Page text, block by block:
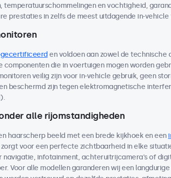
temperatuurschommelingen en vochtigheid,
prestaties in zelfs de meest uitdagende in-vehicle
en voldoen aan zowel de technische
die in voertuigen mogen worden
veilig zijn voor in-vehicle gebruik, geen
beschermd zijn tegen elektromagnetische
alle rijomstandigheden
haarscherp beeld met een brede kijkhoek en een
voor een perfecte zichtbaarheid in elke
navigatie, infotainment, achteruitrijcamera's of
Voor alle modellen garanderen wij een